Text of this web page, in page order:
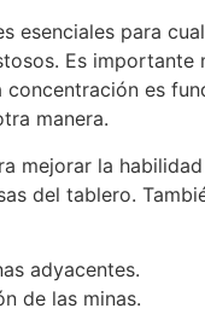
esenciales para
Es
es
manera.
mejorar la
del tablero.
adyacentes.
de las minas.